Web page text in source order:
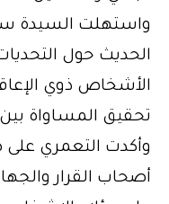
واستهلت السيدة
الحديث حول
الأشخاص ذوي
تحقيق المساواة
وأكدت التعمري
أصحاب القرار